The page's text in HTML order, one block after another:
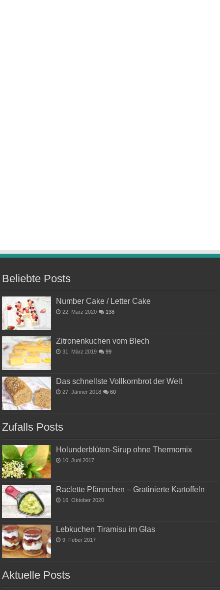
Beliebte Posts
Number Cake / Letter Cake
22. März 2020 138
Zitronenkuchen vom Blech
31. März 2019 99
Das schnellste Vollkornbrot der Welt
27. Jänner 2018 60
Zufalls Posts
Holunderblüten-Sirup ohne Thermomix
10. Juni 2017
Raclette Pfännchen – Gratinierte Kartoffeln
16. Oktober 2020
Lebkuchen Tiramisu im Glas
9. Feber 2017
Aktuelle Posts